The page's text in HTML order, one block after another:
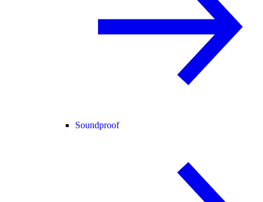
Soundproof